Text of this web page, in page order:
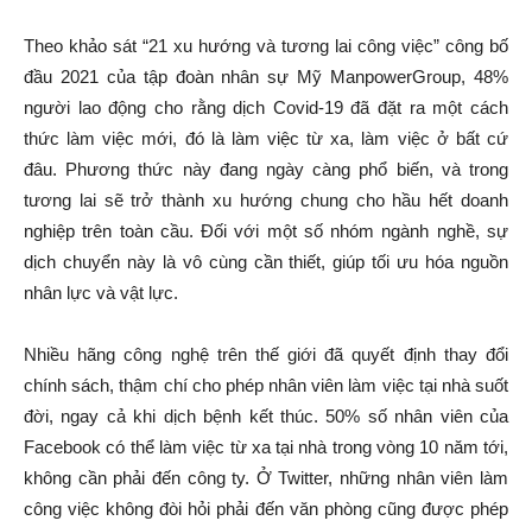
Theo khảo sát “21 xu hướng và tương lai công việc” công bố
đầu 2021 của tập đoàn nhân sự Mỹ ManpowerGroup, 48%
người lao động cho rằng dịch Covid-19 đã đặt ra một cách
thức làm việc mới, đó là làm việc từ xa, làm việc ở bất cứ
đâu. Phương thức này đang ngày càng phổ biến, và trong
tương lai sẽ trở thành xu hướng chung cho hầu hết doanh
nghiệp trên toàn cầu. Đối với một số nhóm ngành nghề, sự
dịch chuyển này là vô cùng cần thiết, giúp tối ưu hóa nguồn
nhân lực và vật lực.
Nhiều hãng công nghệ trên thế giới đã quyết định thay đổi
chính sách, thậm chí cho phép nhân viên làm việc tại nhà suốt
đời, ngay cả khi dịch bệnh kết thúc. 50% số nhân viên của
Facebook có thể làm việc từ xa tại nhà trong vòng 10 năm tới,
không cần phải đến công ty. Ở Twitter, những nhân viên làm
công việc không đòi hỏi phải đến văn phòng cũng được phép